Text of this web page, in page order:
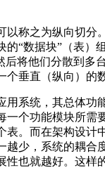
以称之为纵向切分
的“数据块”（表）
后将他们分散到多
垂直（纵向）的
用系统，其总体功
一个功能模块所需
表。而在架构设计
越少，系统的耦合
性也就越好。这样